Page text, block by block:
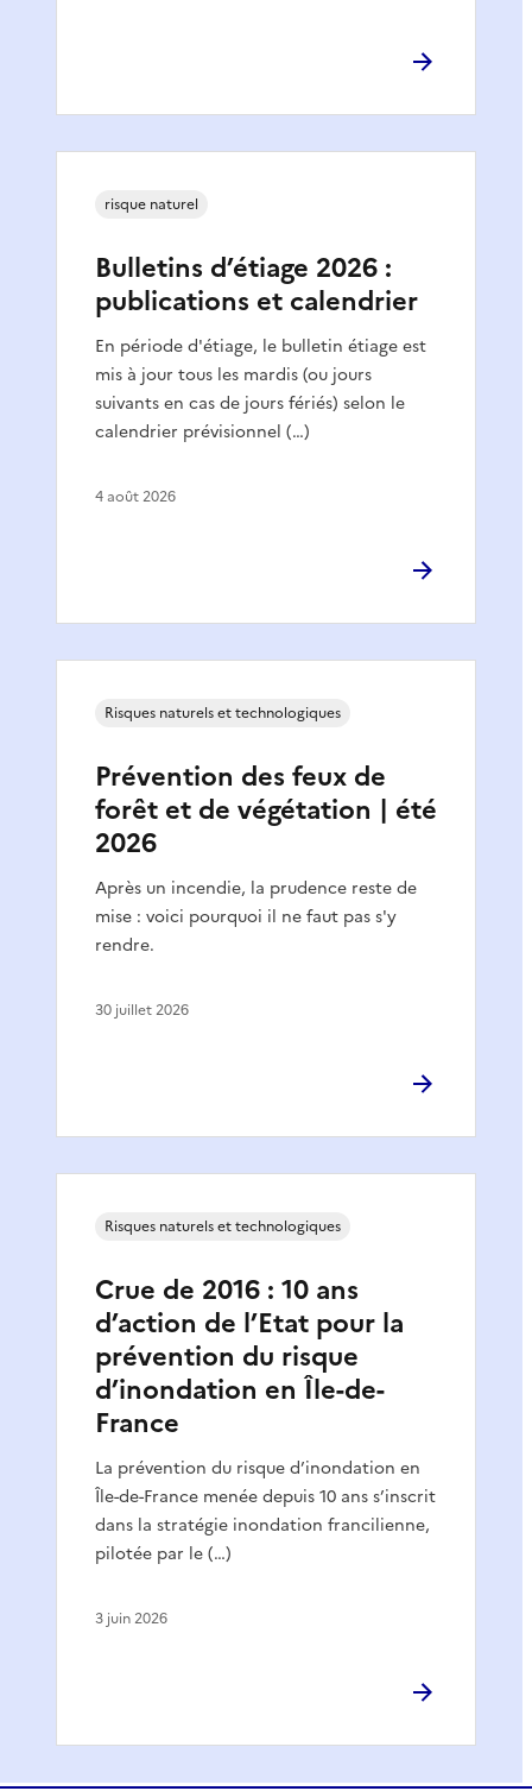
Bulletins d’étiage 2026 :
publications et calendrier
En période d'étiage, le bulletin étiage est
mis à jour tous les mardis (ou jours
suivants en cas de jours fériés) selon le
calendrier prévisionnel (…)
risque naturel
4 août 2026
Prévention des feux de
forêt et de végétation | été
2026
Après un incendie, la prudence reste de
mise : voici pourquoi il ne faut pas s'y
rendre.
Risques naturels et technologiques
30 juillet 2026
Crue de 2016 : 10 ans
d’action de l’Etat pour la
prévention du risque
d’inondation en Île-de-
France
La prévention du risque d’inondation en
Île-de-France menée depuis 10 ans s’inscrit
dans la stratégie inondation francilienne,
pilotée par le (…)
Risques naturels et technologiques
3 juin 2026